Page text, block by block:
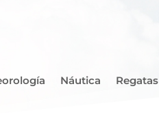
Náutica
Regatas